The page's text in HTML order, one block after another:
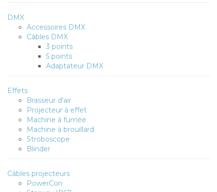
DMX
Accessoires DMX
Câbles DMX
3 points
5 points
Adaptateur DMX
Effets
Brasseur d'air
Projecteur à effet
Machine à fumée
Machine à brouillard
Stroboscope
Blinder
Câbles projecteurs
PowerCon